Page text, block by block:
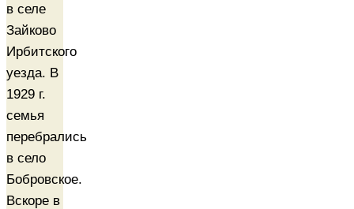
в селе
Зайково
Ирбитского
уезда. В
1929 г.
семья
перебрались
в село
Бобровское.
Вскоре в